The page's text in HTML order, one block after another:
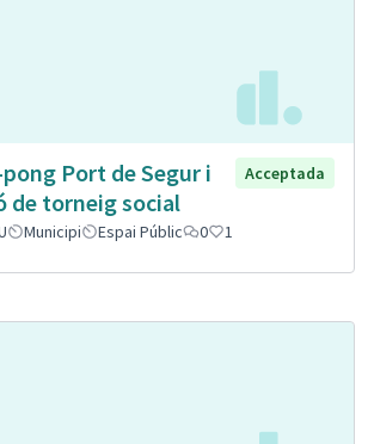
Port de Segur i
de torneig social
Acceptada
Municipi Espai Públic 0 1